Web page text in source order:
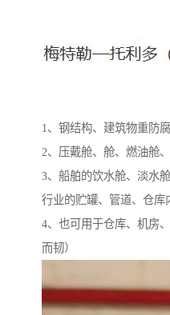
1、钢结构、建筑物重防腐
2、压戴舱、舱、燃油舱
3、船舶的饮水舱、淡水
行业的贮罐、管道、仓库
4、也可用于仓库、机房
而韧）